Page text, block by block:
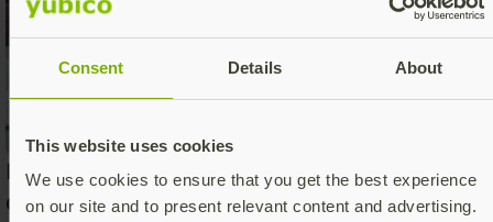
Consent Details About
This website uses cookies
We use cookies to ensure that you get the best experience
on our site and to present relevant content and advertising.
El MFA actual da respuesta a las amenazas
de hoy en día